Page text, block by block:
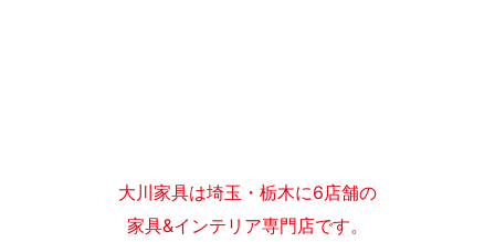
大川家具は埼玉・栃木に6店舗の
家具&インテリア専門店です。